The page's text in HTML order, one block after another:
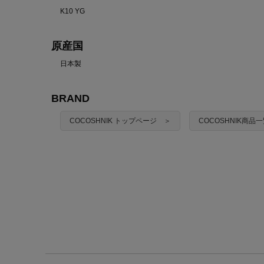
K10 YG
原産国
日本製
BRAND
COCOSHNIK トップページ ＞ COCOSHNIK商品